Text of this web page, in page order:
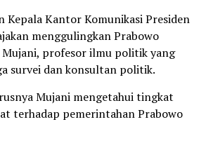
Kepala Kantor Komunikasi Presiden
menggulingkan Prabowo
profesor ilmu politik yang
survei dan konsultan politik.
Mujani mengetahui tingkat
terhadap pemerintahan Prabowo